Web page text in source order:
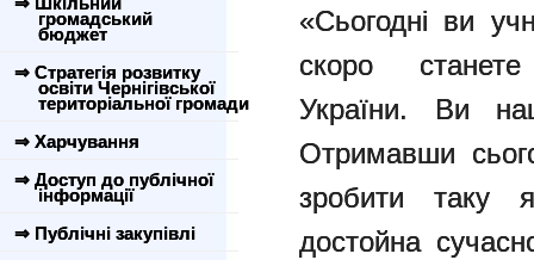
громадський
бюджет
⇒ Стратегія розвитку
освіти Чернігівської
територіальної громади
⇒ Харчування
⇒ Доступ до публічної
інформації
⇒ Публічні закупівлі
«Сьогодні ви
скоро
України. Ви
Отримавши
зробити таку
достойна